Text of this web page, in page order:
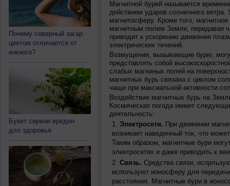
Почему северный загар
цветом отличается от
южного?
Букет сирени вреден
для здоровья
Магнитной бурей называется
действием ударов солнечного ветра.
магнитосферу. Кроме того,
магнитным полем Земли, передавая
приводит к ускорению движения
электрических течений.
Возмущения, вызывающие бурю,
представлять собой
слабых магниных полей на
магнитных бурь связана с циклом
чаще при максиальной активности
Воздействие магнитных бурь на
Космическая погода иммет
деятельность:
Электросети. При движении
возникает наведенный ток, что
Таким образом, магнитные бури
электросетях и даже приводить к
Связь. Средства связи,
используют ионосферу для
расстояния. Магнитные бури в